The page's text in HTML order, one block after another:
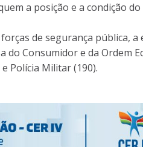
a posição e a condição
de segurança pública, a
do Consumidor e da Ordem
Polícia Militar (190).